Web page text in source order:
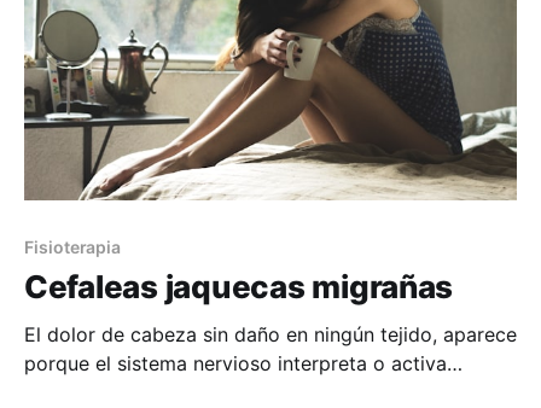
Fisioterapia
Cefaleas jaquecas migrañas
El dolor de cabeza sin daño en ningún tejido, aparece
porque el sistema nervioso interpreta o activa